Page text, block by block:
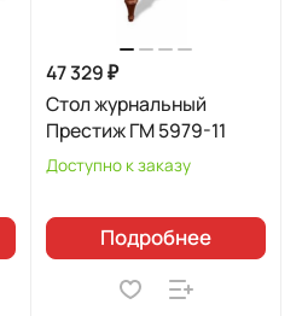
47 329 ₽
Стол журнальный
Престиж ГМ 5979-11
Доступно к заказу
Подробнее